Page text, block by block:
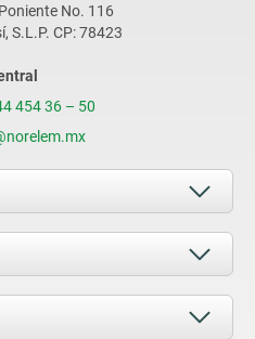
No. 116
S.L.P. CP: 78423
454 36 – 50